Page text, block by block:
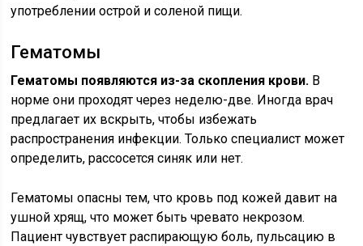
употреблении острой и соленой пищи.
Гематомы
Гематомы появляются из-за скопления крови. В
норме они проходят через неделю-две. Иногда врач
предлагает их вскрыть, чтобы избежать
распространения инфекции. Только специалист может
определить, рассосется синяк или нет.
Гематомы опасны тем, что кровь под кожей давит на
ушной хрящ, что может быть чревато некрозом.
Пациент чувствует распирающую боль, пульсацию в